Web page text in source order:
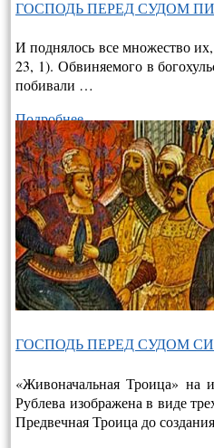
ГОСПОДЬ ПЕРЕД СУДОМ
И поднялось все множество
23, 1). Обвиняемого в
побивали …
Подробнее…
ГОСПОДЬ ПЕРЕД СУДОМ
«Живоначальная Троица» на
Рублева изображена в виде
Предвечная Троица до